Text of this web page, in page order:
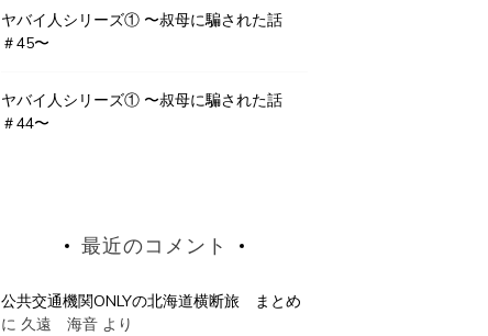
ヤバイ人シリーズ① 〜叔母に騙された話
＃45〜
ヤバイ人シリーズ① 〜叔母に騙された話
＃44〜
最近のコメント
公共交通機関ONLYの北海道横断旅 まとめ
に 久遠 海音 より